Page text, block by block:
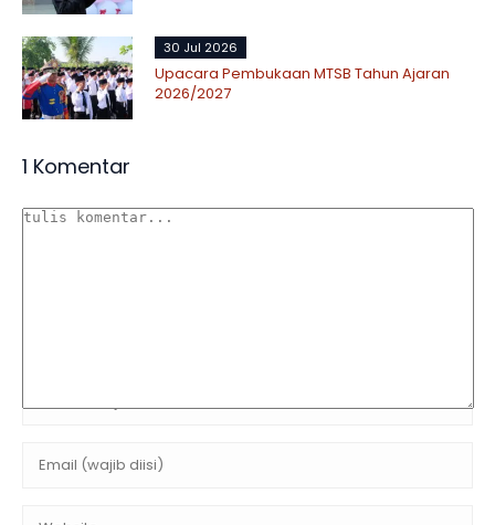
30 Jul 2026
Upacara Pembukaan MTSB Tahun Ajaran
2026/2027
1 Komentar